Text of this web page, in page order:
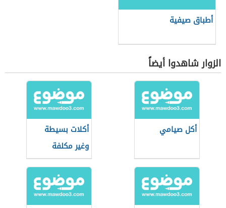
أطباق صيفية
الزوار شاهدوا أيضاً
أكل صيامي
أكلات بسيطة
وغير مكلفة